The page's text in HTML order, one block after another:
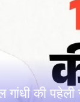
गांधी की